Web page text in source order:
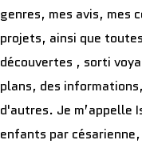
genres, mes avis, mes
projets, ainsi que
découvertes , sorti
plans, des
d'autres. Je m’appelle
enfants par